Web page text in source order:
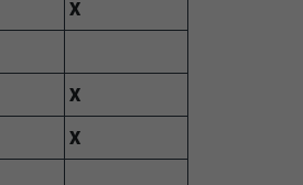
X
X
X